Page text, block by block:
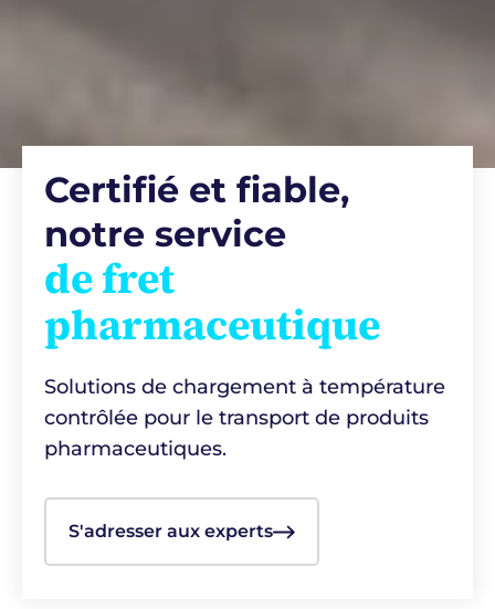
Certifié et fiable,
notre service
de fret
pharmaceutique
Solutions de chargement à température
contrôlée pour le transport de produits
pharmaceutiques.
S'adresser aux experts